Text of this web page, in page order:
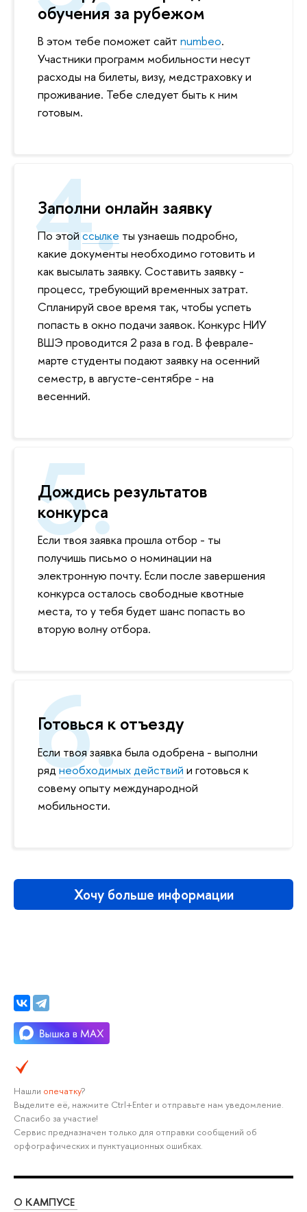
обучения за рубежом
В этом тебе поможет сайт numbeo.
Участники программ мобильности несут
расходы на билеты, визу, медстраховку и
проживание. Тебе следует быть к ним
готовым.
Заполни онлайн заявку
По этойссылке ты узнаешь подробно,
какие документы необходимо готовить и
как высылать заявку. Составить заявку -
процесс, требующий временных затрат.
Спланируй свое время так, чтобы успеть
попасть в окно подачи заявок. Конкурс НИУ
ВШЭ проводится 2 раза в год. В феврале-
марте студенты подают заявку на осенний
семестр, в августе-сентябре - на
весенний.
Дождись результатов
конкурса
Если твоя заявка прошла отбор - ты
получишь письмо о номинации на
электронную почту. Если после завершения
конкурса осталось свободные квотные
места, то у тебя будет шанс попасть во
вторую волну отбора.
Готовься к отъезду
Если твоя заявка была одобрена - выполни
ряднеобходимых действий и готовься к
совему опыту международной
мобильности.
Хочу больше информации
Нашли опечатку?
Выделите её, нажмите Ctrl+Enter и отправьте нам уведомление.
Спасибо за участие!
Сервис предназначен только для отправки сообщений об
орфографических и пунктуационных ошибках.
О КАМПУСЕ